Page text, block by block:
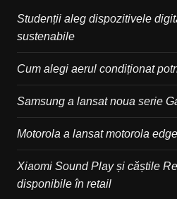
Studenții aleg dispozitivele
sustenabile
Cum alegi aerul condiționat
Samsung a lansat noua serie
Motorola a lansat motorola
Xiaomi Sound Play și căștile
disponibile în retail